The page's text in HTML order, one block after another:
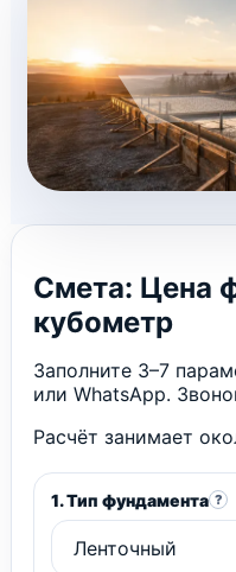
Смета: Цена
кубометр
Заполните 3–7
или WhatsApp.
Расчёт занимает
1. Тип фундамента ?